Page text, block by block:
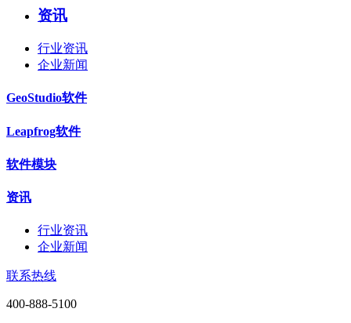
资讯
行业资讯
企业新闻
GeoStudio软件
Leapfrog软件
软件模块
资讯
行业资讯
企业新闻
联系热线
400-888-5100